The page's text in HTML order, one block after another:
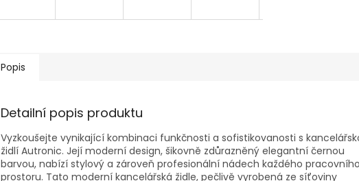
R
A
Popis
Detailní popis produktu
Vyzkoušejte vynikající kombinaci funkčnosti a sofistikovanosti s
židlí Autronic. Její moderní design, šikovně zdůrazněný elegantní černou
barvou, nabízí stylový a zároveň profesionální nádech každého pracovního
prostoru. Tato moderní kancelářská židle, pečlivě vyrobená ze síťoviny